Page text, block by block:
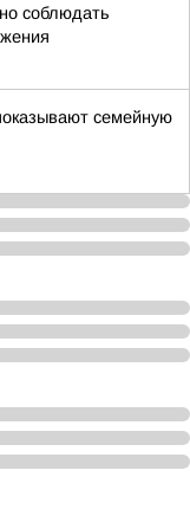
соблюдать
семейную